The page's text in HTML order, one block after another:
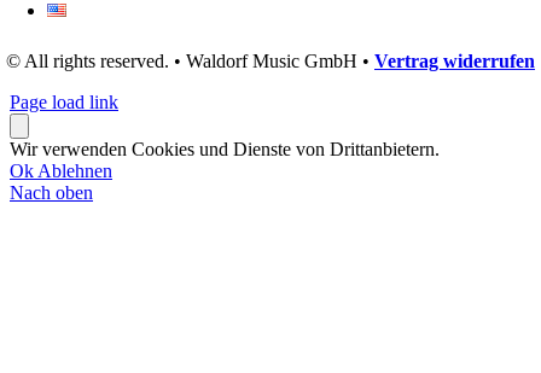
© All rights reserved. • Waldorf Music GmbH • Vertrag widerrufen
Page load link
Wir verwenden Cookies und Dienste von Drittanbietern.
Ok Ablehnen
Nach oben